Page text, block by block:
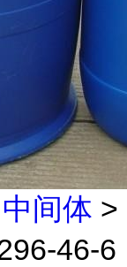
中间体 >
46-6